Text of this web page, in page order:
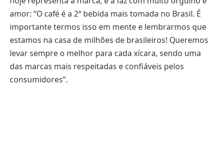
amor: “O café é a 2ª bebida mais tomada no Brasil. É
importante termos isso em mente e lembrarmos que
estamos na casa de milhões de brasileiros! Queremos
levar sempre o melhor para cada xícara, sendo uma
das marcas mais respeitadas e confiáveis pelos
consumidores”.